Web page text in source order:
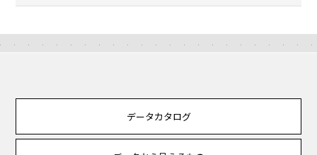
データカタログ